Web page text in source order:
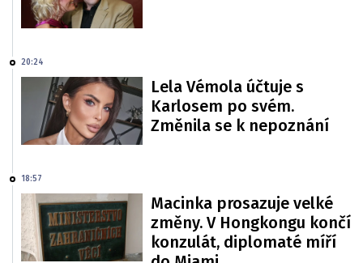
20:24
Lela Vémola účtuje s
Karlosem po svém.
Změnila se k nepoznání
18:57
Macinka prosazuje velké
změny. V Hongkongu končí
konzulát, diplomaté míří